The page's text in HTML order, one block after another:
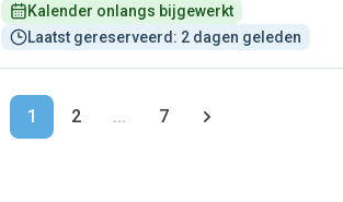
Kalender onlangs bijgewerkt
Laatst gereserveerd: 2 dagen geleden
1 2 ... 7